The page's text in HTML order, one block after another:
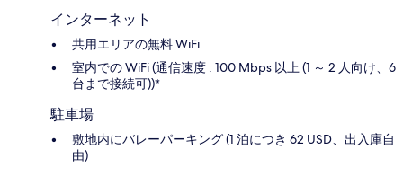
インターネット
共用エリアの無料 WiFi
室内での WiFi (通信速度 : 100 Mbps 以上 (1 ～ 2 人向け、6
台まで接続可))*
駐車場
敷地内にバレーパーキング (1 泊につき 62 USD、出入庫自
由)